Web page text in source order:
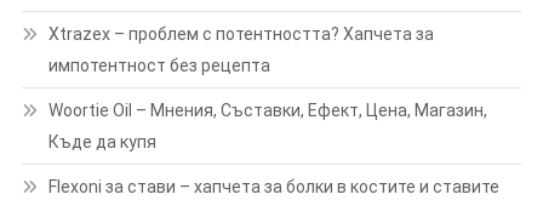
Xtrazex – проблем с потентността? Хапчета за
импотентност без рецепта
Woortie Oil – Мнения, Съставки, Ефект, Цена, Магазин,
Къде да купя
Flexoni за стави – хапчета за болки в костите и ставите